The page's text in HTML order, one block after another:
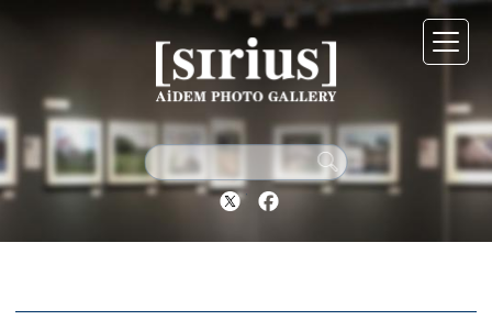
Twitter Facebook
シリウスについて
展示スケジュール